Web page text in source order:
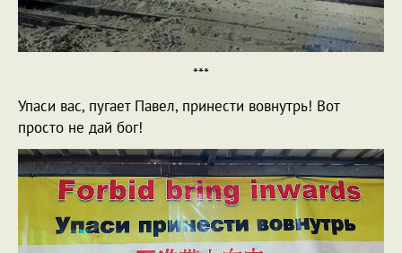
***
Упаси вас, пугает Павел, принести вовнутрь! Вот
просто не дай бог!